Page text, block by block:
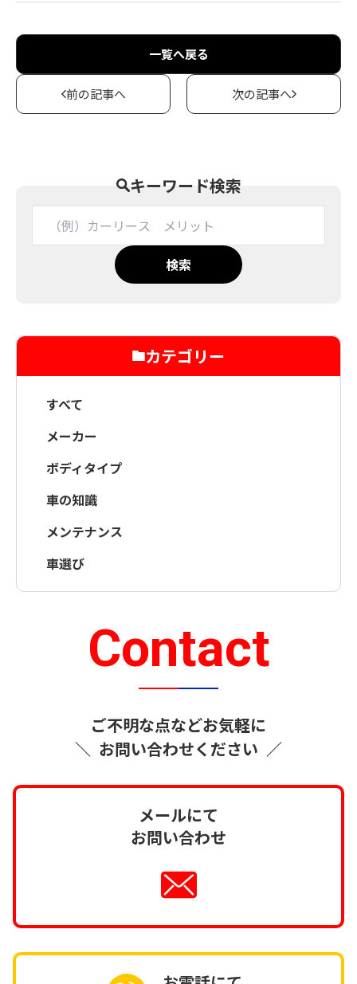
一覧へ戻る
前の記事へ 次の記事へ
キーワード検索
検索
カテゴリー
すべて
メーカー
ボディタイプ
車の知識
メンテナンス
車選び
Contact
＼
ご不明な点などお気軽に
お問い合わせください ／
メールにて
お問い合わせ